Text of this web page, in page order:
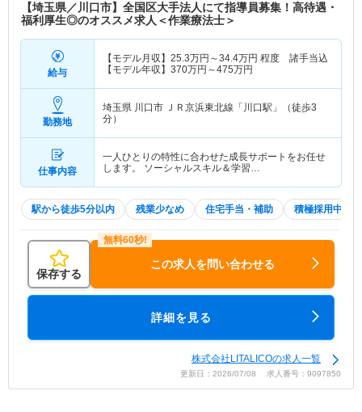
【埼玉県／川口市】全国区大手法人にて指導員募集！高待遇・
福利厚生◎のオススメ求人＜作業療法士＞
給与
【モデル月収】 25.3万円～34.4万円 程度 諸手当込
【モデル年収】 370万円～475万円
勤務地
埼玉県 川口市 ＪＲ京浜東北線「川口駅」（徒歩3
分）
仕事内容
一人ひとりの特性に合わせた成長サポートをお任せ
します。 ソーシャルスキル＆学習…
駅から徒歩5分以内 残業少なめ 住宅手当・補助 積極採用中
保存する
この求人を問い合わせる
詳細を見る
株式会社LITALICOの求人一覧
更新日：2026/07/08 求人番号：9097850